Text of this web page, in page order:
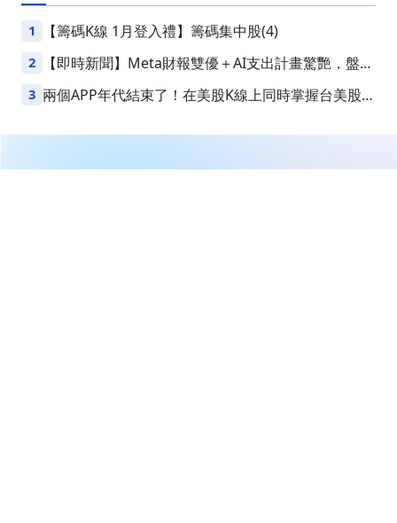
1 【籌碼K線 1月登入禮】籌碼集中股(4)
2
【即時新聞】Meta財報雙優＋AI支出計畫驚艷，盤後
一度飆漲逾10%
3 兩個APP年代結束了！在美股K線上同時掌握台美股損